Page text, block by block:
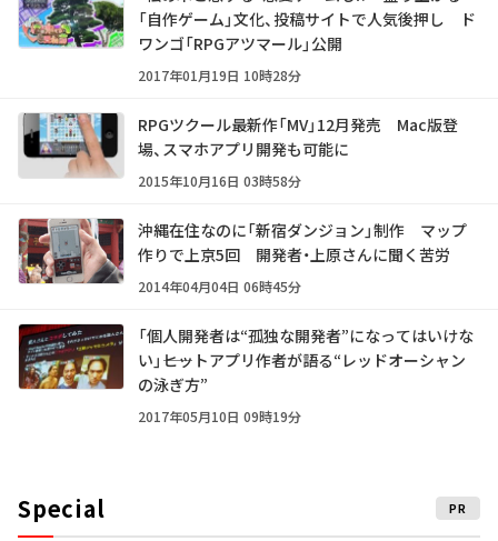
「自作ゲーム」文化、投稿サイトで人気後押し ド
ワンゴ「RPGアツマール」公開
2017年01月19日 10時28分
RPGツクール最新作「MV」12月発売 Mac版登
場、スマホアプリ開発も可能に
2015年10月16日 03時58分
沖縄在住なのに「新宿ダンジョン」制作 マップ
作りで上京5回 開発者・上原さんに聞く苦労
2014年04月04日 06時45分
「個人開発者は“孤独な開発者”になってはいけな
い」――ヒットアプリ作者が語る“レッドオーシャン
の泳ぎ方”
2017年05月10日 09時19分
Special PR